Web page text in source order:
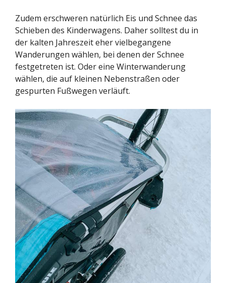
Zudem erschweren natürlich Eis und Schnee das
Schieben des Kinderwagens. Daher solltest du in
der kalten Jahreszeit eher vielbegangene
Wanderungen wählen, bei denen der Schnee
festgetreten ist. Oder eine Winterwanderung
wählen, die auf kleinen Nebenstraßen oder
gespurten Fußwegen verläuft.